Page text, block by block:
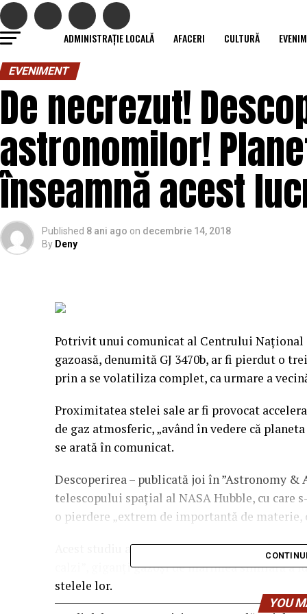
ADMINISTRAȚIE LOCALĂ AFACERI CULTURĂ
EVENIMENT
De necrezut!
astronomilor!
înseamnă acest
Published 8 ani ago on decembrie 14, 2018
By Deny
Potrivit unui comunicat al Centrului Naţional
gazoasă, denumită GJ 3470b, ar fi pierdut o
prin a se volatiliza complet, ca urmare a
Proximitatea stelei sale ar fi provocat
de gaz atmosferic, „având în vedere că
se arată în comunicat.
Descoperirea – publicată joi în ”Astronomy &
telescopului spaţial al NASA Hubble, cu care
o pierdere „extrem de importantă de materie,
Acest studiu a permis cercetătorilor să
calzi”, giganţi gazoşi de marimea similară a
stelele lor.
YOU